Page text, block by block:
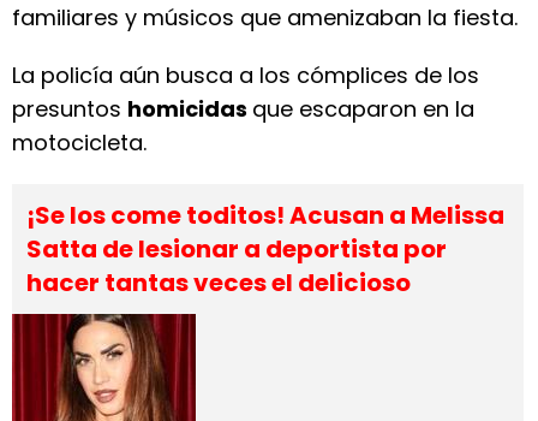
familiares y músicos que amenizaban la fiesta.
La policía aún busca a los cómplices de los
presuntos homicidas que escaparon en la
motocicleta.
¡Se los come toditos! Acusan a Melissa
Satta de lesionar a deportista por
hacer tantas veces el delicioso